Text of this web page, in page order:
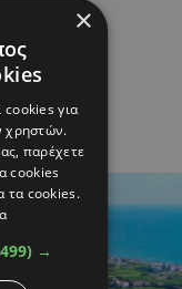
×
cookies για
χρηστών.
παρέχετε
cookies
τα cookies.
→